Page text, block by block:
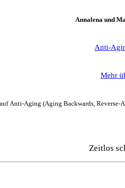
Annalena und
Anti-
Mehr
Anti-Aging (Aging Backwards,
Zeitlos